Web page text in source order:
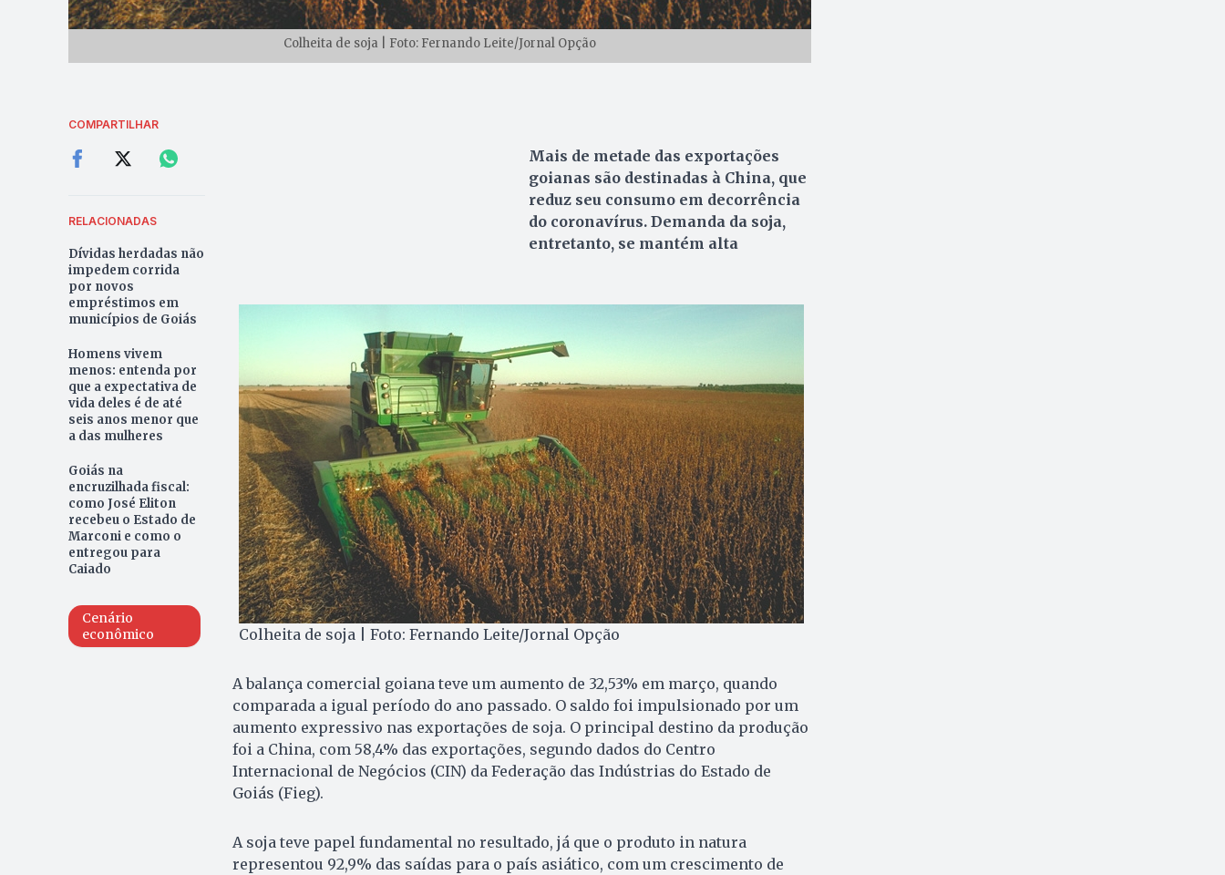
Colheita de soja | Foto: Fernando Leite/Jornal Opção
COMPARTILHAR
RELACIONADAS
Dívidas herdadas não
impedem corrida
por novos
empréstimos em
municípios de Goiás
Homens vivem
menos: entenda por
que a expectativa de
vida deles é de até
seis anos menor que
a das mulheres
Goiás na
encruzilhada fiscal:
como José Eliton
recebeu o Estado de
Marconi e como o
entregou para
Caiado
Cenário
econômico
Mais de metade das exportações
goianas são destinadas à China, que
reduz seu consumo em decorrência
do coronavírus. Demanda da soja,
entretanto, se mantém alta
Colheita de soja | Foto: Fernando Leite/Jornal Opção
A balança comercial goiana teve um aumento de 32,53% em março, quando
comparada a igual período do ano passado. O saldo foi impulsionado por um
aumento expressivo nas exportações de soja. O principal destino da produção
foi a China, com 58,4% das exportações, segundo dados do Centro
Internacional de Negócios (CIN) da Federação das Indústrias do Estado de
Goiás (Fieg).
A soja teve papel fundamental no resultado, já que o produto in natura
representou 92,9% das saídas para o país asiático, com um crescimento de